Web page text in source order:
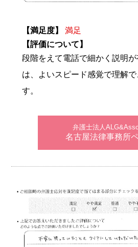
【満足度】
満足
【評価について】
段階をえて電話で細かく説明
は、よいスピード感覚で理解
す。
弁護士法人
名古屋法律事務所